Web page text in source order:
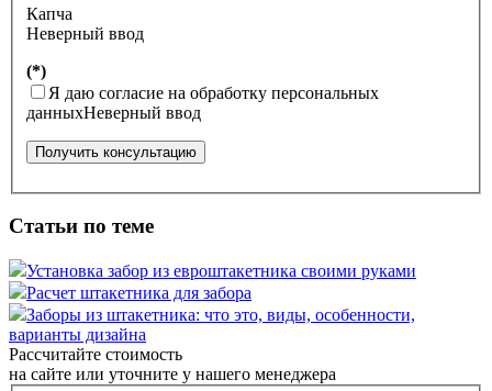
Капча
Неверный ввод
(*)
Я даю согласие на обработку персональных
данныхНеверный ввод
Получить консультацию
Статьи по теме
Установка забор из евроштакетника своими руками
Расчет штакетника для забора
Заборы из штакетника: что это, виды, особенности,
варианты дизайна
Рассчитайте стоимость
на сайте или уточните у нашего менеджера